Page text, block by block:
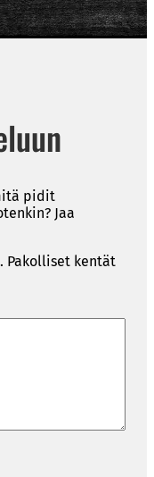
pidit
Jaa
Pakolliset kentät